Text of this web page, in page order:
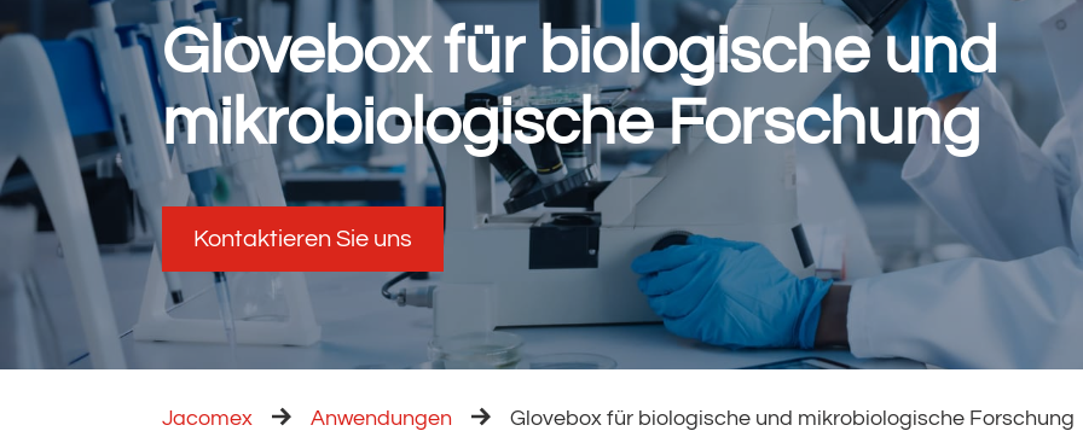
Glovebox für biologische und
mikrobiologische Forschung
Kontaktieren Sie uns
Jacomex Anwendungen Glovebox für biologische und mikrobiologische Forschung